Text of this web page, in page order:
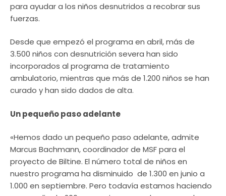
para ayudar a los niños desnutridos a recobrar sus
fuerzas.
Desde que empezó el programa en abril, más de
3.500 niños con desnutrición severa han sido
incorporados al programa de tratamiento
ambulatorio, mientras que más de 1.200 niños se han
curado y han sido dados de alta.
Un pequeño paso adelante
«Hemos dado un pequeño paso adelante, admite
Marcus Bachmann, coordinador de MSF para el
proyecto de Biltine. El número total de niños en
nuestro programa ha disminuido  de 1.300 en junio a
1.000 en septiembre. Pero todavía estamos haciendo